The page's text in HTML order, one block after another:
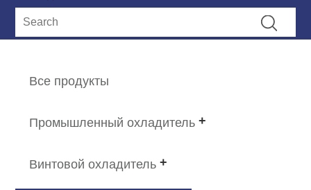
Все продукты
Промышленный охладитель
Винтовой охладитель